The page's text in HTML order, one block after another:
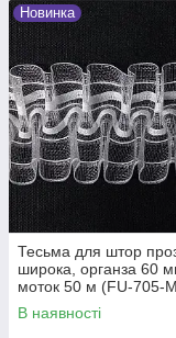
Новинка
Тесьма для штор
широка, органза 60
моток 50 м (FU-705-
шторна стрічка з
гачків
В наявності